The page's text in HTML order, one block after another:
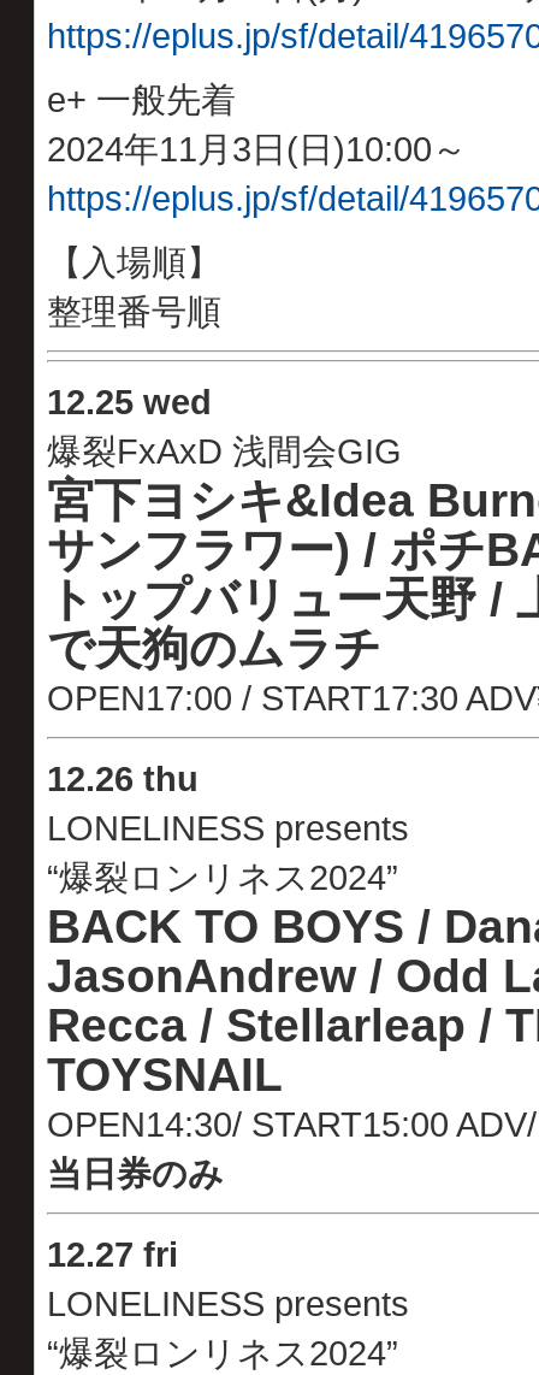
https://eplus.jp/sf/detail/
e+ 一般先着
2024年11月3日(日)10:00～
https://eplus.jp/sf/detail/
【入場順】
整理番号順
12.25 wed
爆裂FxAxD 浅間会GIG
宮下ヨシキ&Idea
サンフラワー) / ポチ
トップバリュー天野 /
で天狗のムラチ
OPEN17:00 / START17:30
12.26 thu
LONELINESS presents
“爆裂ロンリネス2024”
BACK TO BOYS /
JasonAndrew / Odd
Recca / Stellarleap /
TOYSNAIL
OPEN14:30/ START15:00
当日券のみ
12.27 fri
LONELINESS presents
“爆裂ロンリネス2024”